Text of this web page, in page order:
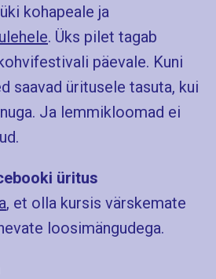
kohapeale ja
. Üks pilet tagab
päevale. Kuni
saavad üritusele tasuta, kui
Ja lemmikloomad ei
üritus
, et olla kursis värskemate
loosimängudega.